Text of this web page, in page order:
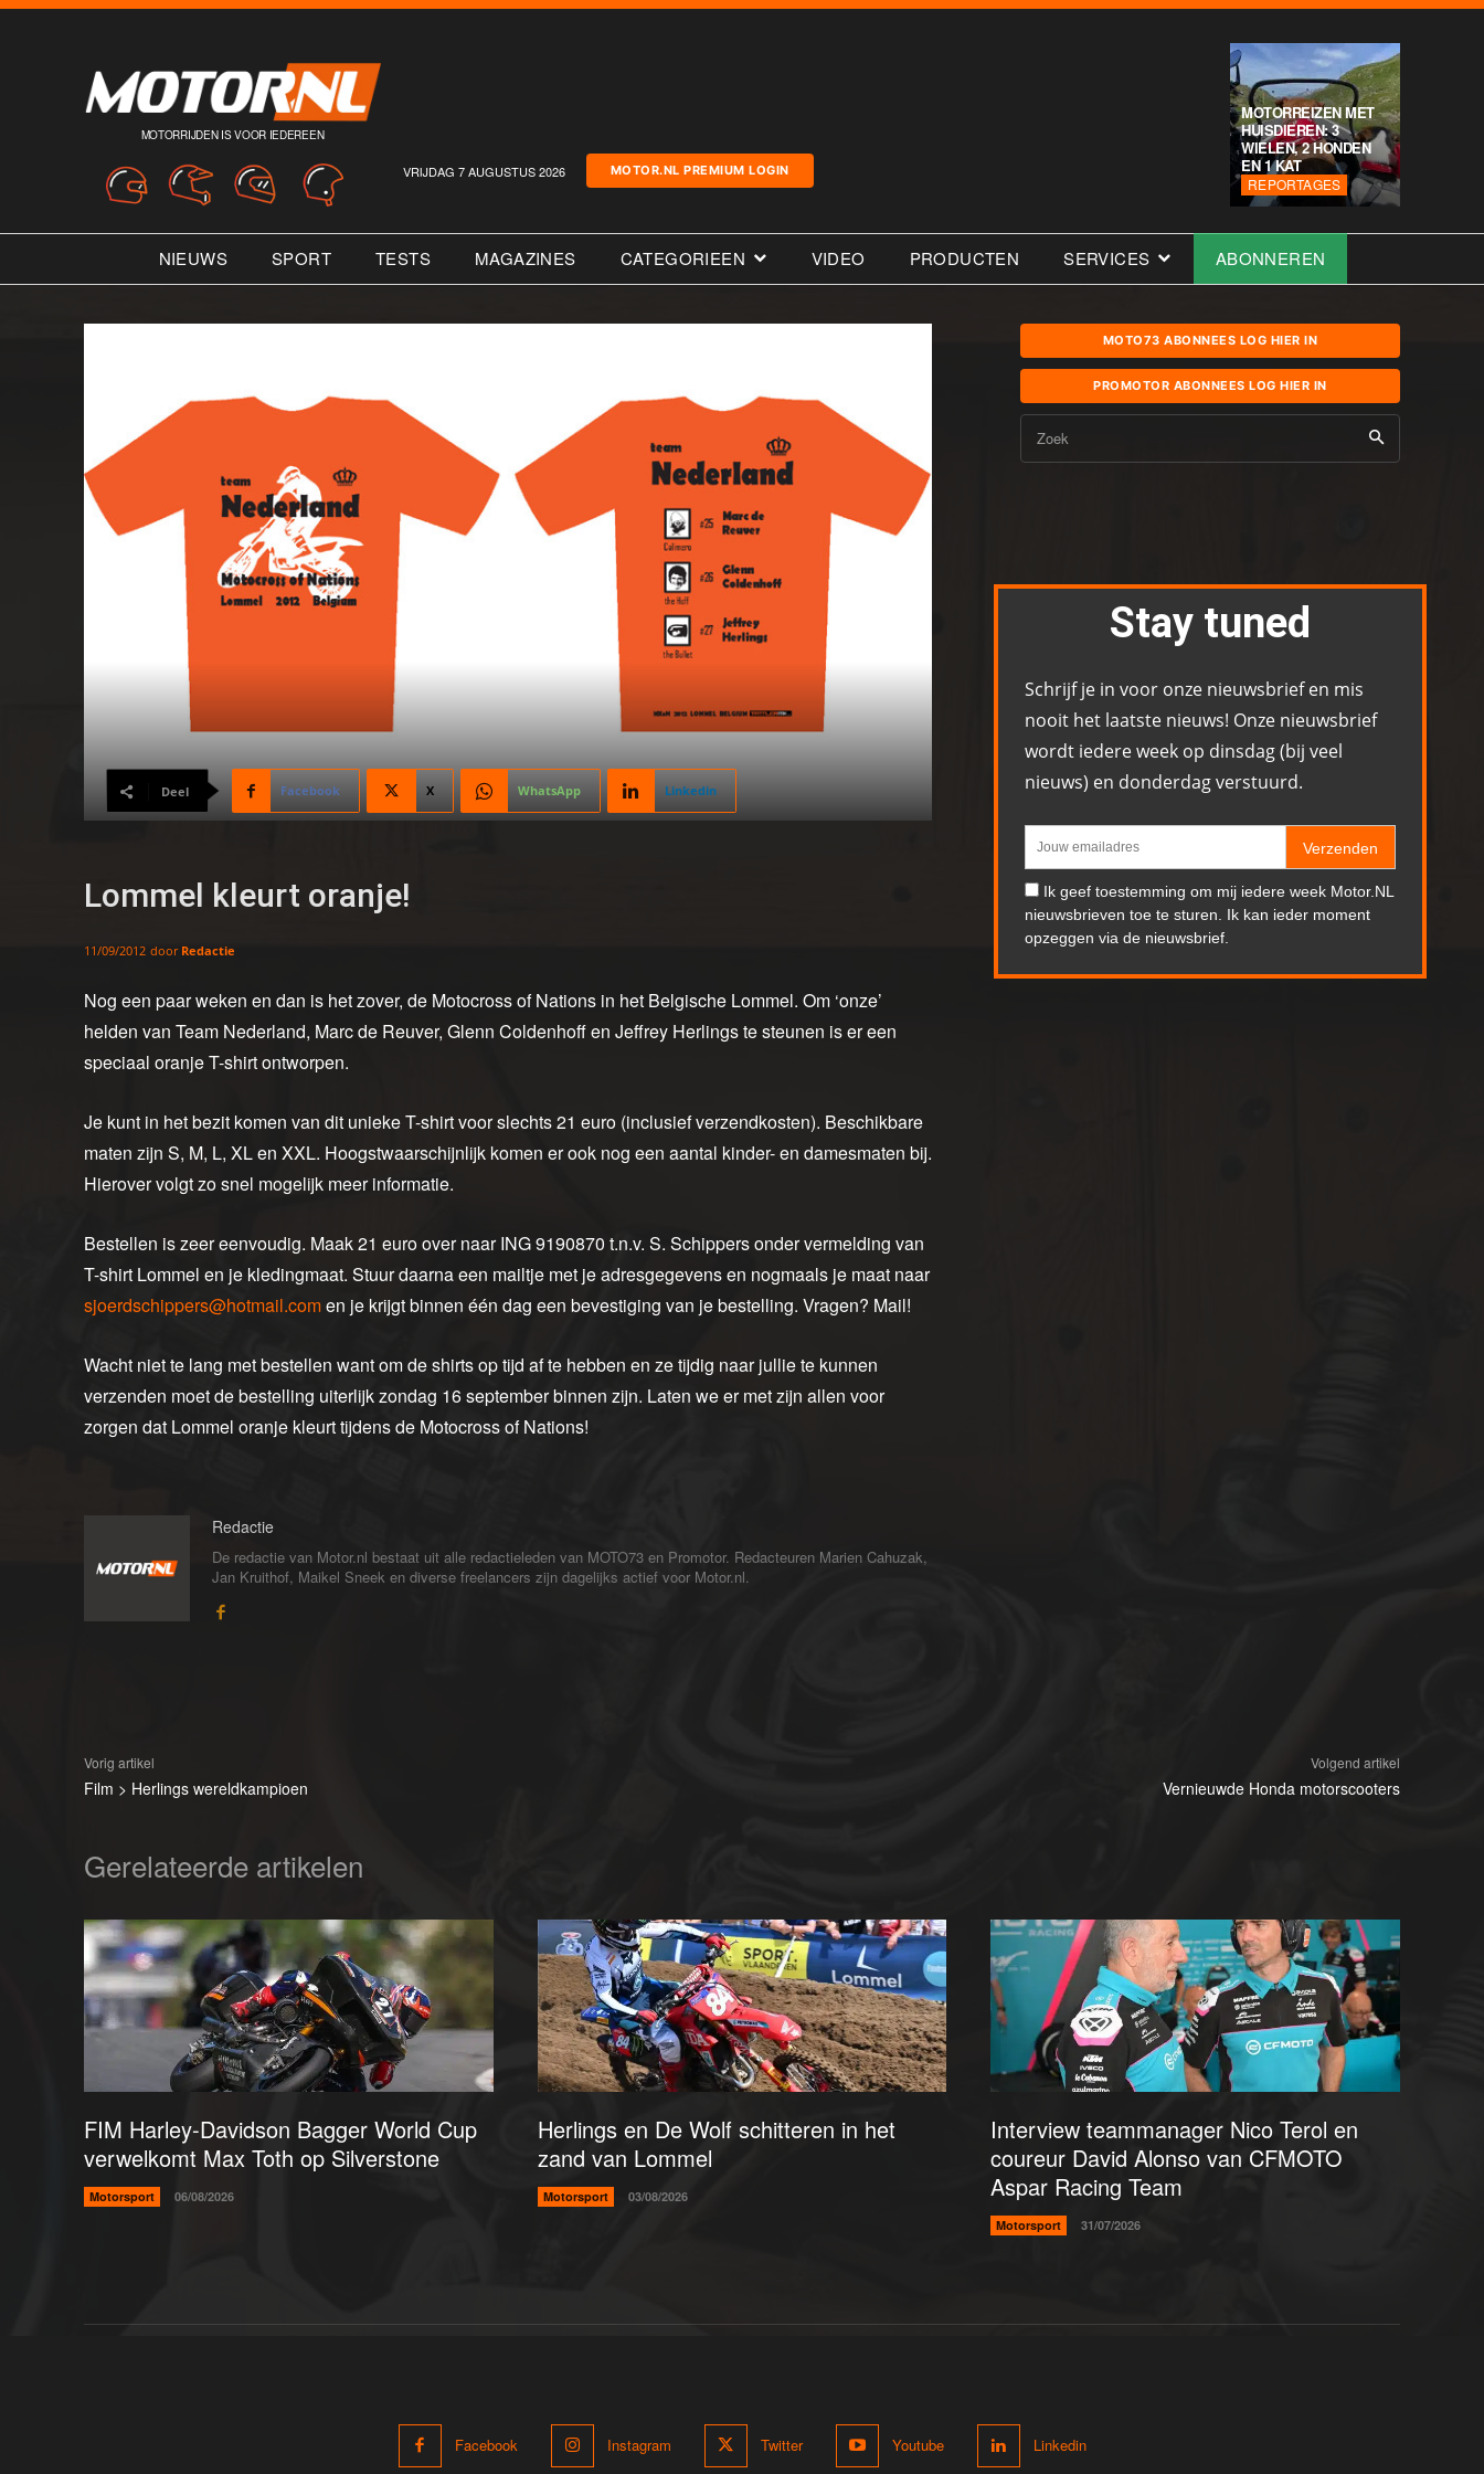
MOTORRIJDEN IS VOOR IEDEREEN
VRIJDAG 7 AUGUSTUS 2026 MOTOR.NL PREMIUM LOGIN
MOTORREIZEN MET
HUISDIEREN: 3
WIELEN, 2 HONDEN
EN 1 KAT
REPORTAGES
NIEUWS SPORT TESTS MAGAZINES CATEGORIEEN VIDEO PRODUCTEN SERVICES ABONNEREN
Deel Facebook X WhatsApp Linkedin
Lommel kleurt oranje!
11/09/2012 door Redactie
Nog een paar weken en dan is het zover, de Motocross of Nations in het Belgische Lommel. Om ‘onze’
helden van Team Nederland, Marc de Reuver, Glenn Coldenhoff en Jeffrey Herlings te steunen is er een
speciaal oranje T-shirt ontworpen.
Je kunt in het bezit komen van dit unieke T-shirt voor slechts 21 euro (inclusief verzendkosten). Beschikbare
maten zijn S, M, L, XL en XXL. Hoogstwaarschijnlijk komen er ook nog een aantal kinder- en damesmaten bij.
Hierover volgt zo snel mogelijk meer informatie.
Bestellen is zeer eenvoudig. Maak 21 euro over naar ING 9190870 t.n.v. S. Schippers onder vermelding van
T-shirt Lommel en je kledingmaat. Stuur daarna een mailtje met je adresgegevens en nogmaals je maat naar
sjoerdschippers@hotmail.comen je krijgt binnen één dag een bevestiging van je bestelling. Vragen? Mail!
Wacht niet te lang met bestellen want om de shirts op tijd af te hebben en ze tijdig naar jullie te kunnen
verzenden moet de bestelling uiterlijk zondag 16 september binnen zijn. Laten we er met zijn allen voor
zorgen dat Lommel oranje kleurt tijdens de Motocross of Nations!
Redactie
De redactie van Motor.nl bestaat uit alle redactieleden van MOTO73 en Promotor. Redacteuren Marien Cahuzak,
Jan Kruithof, Maikel Sneek en diverse freelancers zijn dagelijks actief voor Motor.nl.
MOTO73 ABONNEES LOG HIER IN
PROMOTOR ABONNEES LOG HIER IN
Zoek
Stay tuned
Schrijf je in voor onze nieuwsbrief en mis
nooit het laatste nieuws! Onze nieuwsbrief
wordt iedere week op dinsdag (bij veel
nieuws) en donderdag verstuurd.
Verzenden
Ik geef toestemming om mij iedere week Motor.NL
nieuwsbrieven toe te sturen. Ik kan ieder moment
opzeggen via de nieuwsbrief.
Vorig artikel
Film > Herlings wereldkampioen
Volgend artikel
Vernieuwde Honda motorscooters
Gerelateerde artikelen
FIM Harley-Davidson Bagger World Cup
verwelkomt Max Toth op Silverstone
Motorsport 06/08/2026
Herlings en De Wolf schitteren in het
zand van Lommel
Motorsport 03/08/2026
Interview teammanager Nico Terol en
coureur David Alonso van CFMOTO
Aspar Racing Team
Motorsport 31/07/2026
Facebook Instagram Twitter Youtube Linkedin